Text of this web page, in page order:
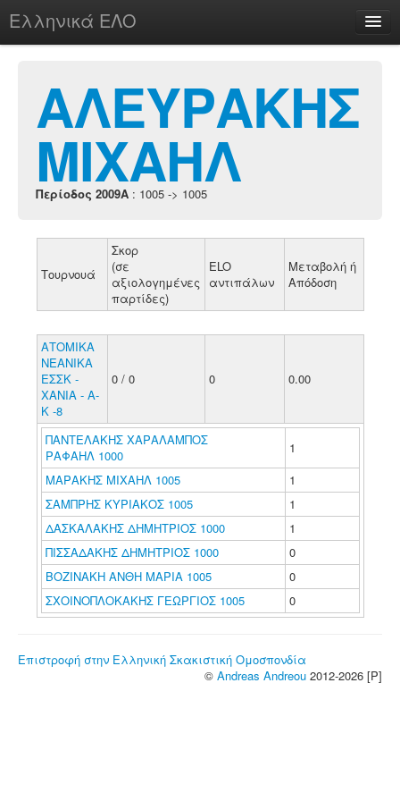
Ελληνικά ΕΛΟ
chesstu.be @ discord
Login
ΑΛΕΥΡΑΚΗΣ
ΜΙΧΑΗΛ
Περίοδος 2009A : 1005 -> 1005
Τουρνουά
Σκορ
(σε
αξιολογημένες
παρτίδες)
ELO
αντιπάλων
Μεταβολή ή
Απόδοση
ΑΤΟΜΙΚΑ
ΝΕΑΝΙΚΑ
ΕΣΣΚ -
ΧΑΝΙΑ - Α-
Κ -8
0 / 0 0 0.00
ΠΑΝΤΕΛΑΚΗΣ ΧΑΡΑΛΑΜΠΟΣ
ΡΑΦΑΗΛ 1000
1
ΜΑΡΑΚΗΣ ΜΙΧΑΗΛ 1005
1
ΣΑΜΠΡΗΣ ΚΥΡΙΑΚΟΣ 1005
1
ΔΑΣΚΑΛΑΚΗΣ ΔΗΜΗΤΡΙΟΣ 1000
1
ΠΙΣΣΑΔΑΚΗΣ ΔΗΜΗΤΡΙΟΣ 1000
0
ΒΟΖΙΝΑΚΗ ΑΝΘΗ ΜΑΡΙΑ 1005
0
ΣΧΟΙΝΟΠΛΟΚΑΚΗΣ ΓΕΩΡΓΙΟΣ 1005
0
Επιστροφή στην Ελληνική Σκακιστική Ομοσπονδία
© Andreas Andreou 2012-2026 [P]